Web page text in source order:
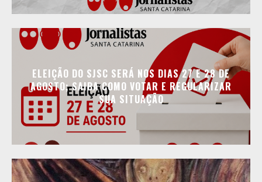
ELEIÇÃO DO SJSC SERÁ NOS DIAS 27 E 28 DE
AGOSTO; SAIBA COMO VOTAR E REGULARIZAR
SUA SITUAÇÃO